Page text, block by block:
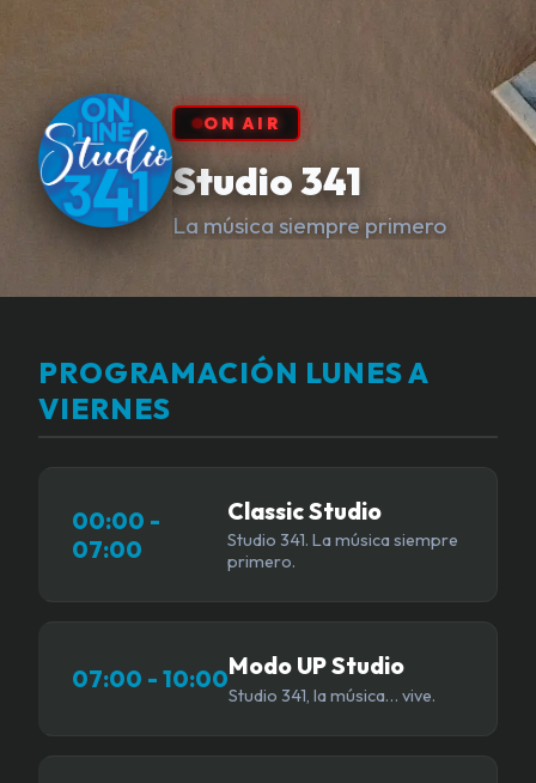
ON AIR
Studio 341
La música siempre primero
PROGRAMACIÓN LUNES A
VIERNES
00:00 -
07:00
Classic Studio
Studio 341. La música siempre
primero.
07:00 - 10:00Modo UP Studio
Studio 341, la música… vive.